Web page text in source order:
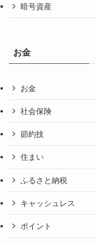
暗号資産
お金
お金
社会保険
節約技
住まい
ふるさと納税
キャッシュレス
ポイント